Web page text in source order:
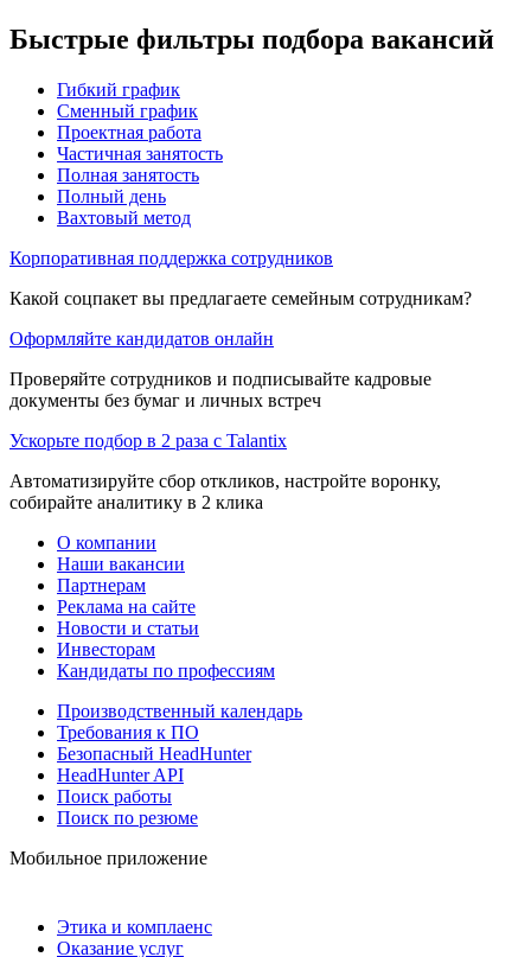
Быстрые фильтры подбора вакансий
Гибкий график
Сменный график
Проектная работа
Частичная занятость
Полная занятость
Полный день
Вахтовый метод
Корпоративная поддержка сотрудников
Какой соцпакет вы предлагаете семейным сотрудникам?
Оформляйте кандидатов онлайн
Проверяйте сотрудников и подписывайте кадровые
документы без бумаг и личных встреч
Ускорьте подбор в 2 раза с Talantix
Автоматизируйте сбор откликов, настройте воронку,
собирайте аналитику в 2 клика
О компании
Наши вакансии
Партнерам
Реклама на сайте
Новости и статьи
Инвесторам
Кандидаты по профессиям
Производственный календарь
Требования к ПО
Безопасный HeadHunter
HeadHunter API
Поиск работы
Поиск по резюме
Мобильное приложение
Этика и комплаенс
Оказание услуг